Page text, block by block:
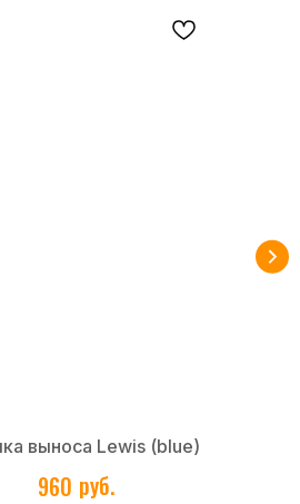
выноса Lewis (blue)
960 руб.